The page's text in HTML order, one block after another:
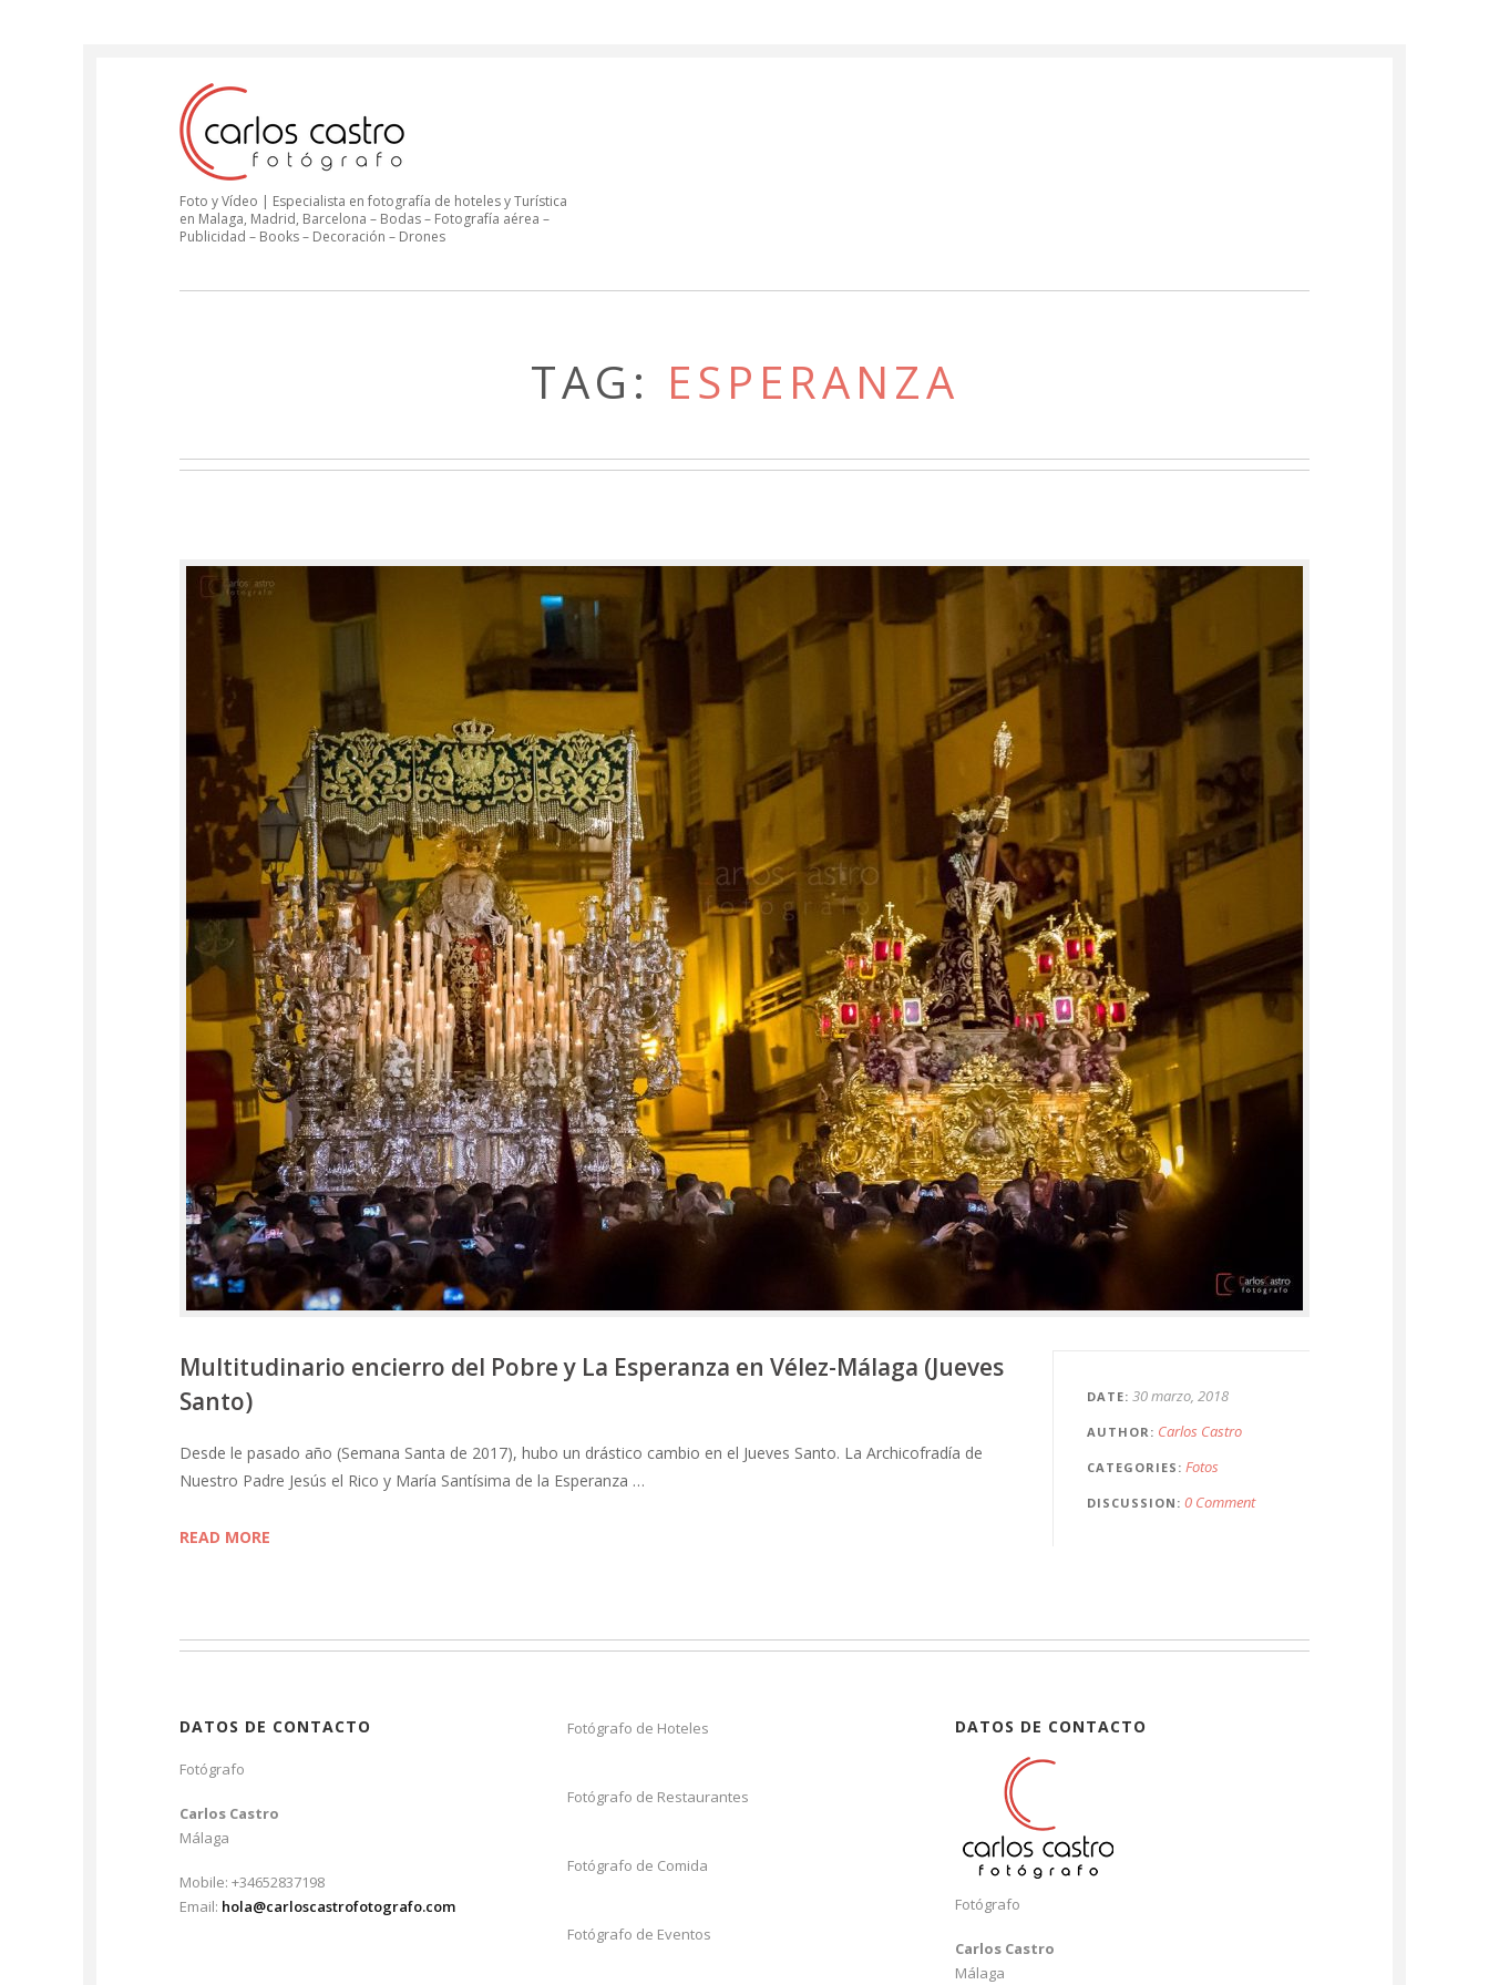
Foto y Vídeo | Especialista en fotografía de hoteles y Turística
en Malaga, Madrid, Barcelona – Bodas – Fotografía aérea –
Publicidad – Books – Decoración – Drones
TAG: ESPERANZA
DATE 30 marzo, 2018
AUTHOR Carlos Castro
CATEGORIES Fotos
DISCUSSION 0 Comment
Multitudinario encierro del Pobre y La Esperanza en Vélez-Málaga (Jueves
Santo)
Desde le pasado año (Semana Santa de 2017), hubo un drástico cambio en el Jueves Santo. La Archicofradía de
Nuestro Padre Jesús el Rico y María Santísima de la Esperanza …
READ MORE
DATOS DE CONTACTO
Fotógrafo
Carlos Castro
Málaga
Mobile: +34652837198
Email: hola@carloscastrofotografo.com
Fotógrafo de Hoteles
Fotógrafo de Restaurantes
Fotógrafo de Comida
Fotógrafo de Eventos
DATOS DE CONTACTO
Fotógrafo
Carlos Castro
Málaga